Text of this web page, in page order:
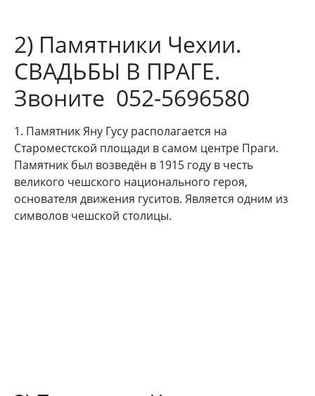
2) Памятники Чехии.
СВАДЬБЫ В ПРАГЕ.
Звоните 052-5696580
1. Памятник Яну Гусу располагается на
Староместской площади в самом центре Праги.
Памятник был возведён в 1915 году в честь
великого чешского национального героя,
основателя движения гуситов. Является одним из
символов чешской столицы.